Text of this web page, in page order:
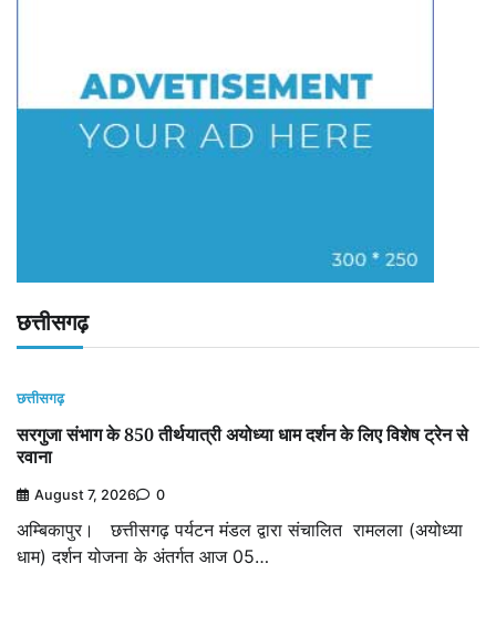
छत्तीसगढ़
छत्तीसगढ़
सरगुजा संभाग के 850 तीर्थयात्री अयोध्या धाम दर्शन के लिए विशेष ट्रेन से
रवाना
August 7, 2026 0
अम्बिकापुर। छत्तीसगढ़ पर्यटन मंडल द्वारा संचालित रामलला (अयोध्या
धाम) दर्शन योजना के अंतर्गत आज 05…